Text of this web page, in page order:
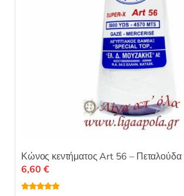
Κώνος κεντήματος Art 56 – Πεταλούδα
6,60 €